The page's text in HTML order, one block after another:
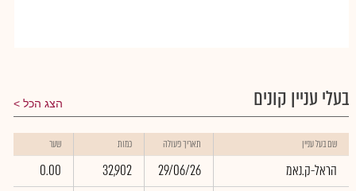
בעלי עניין קונים הצג הכל
שם בעל עניין תאריך פעולה כמות שער
הראל-ק.נאמ 29/06/26
32,902
0.00